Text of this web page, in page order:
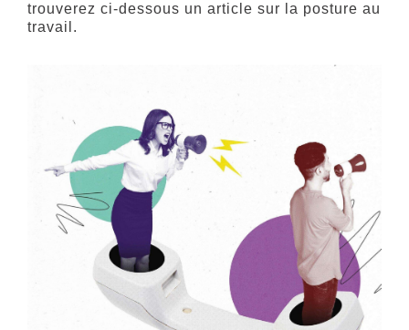
trouverez ci-dessous un article sur la posture au
travail.